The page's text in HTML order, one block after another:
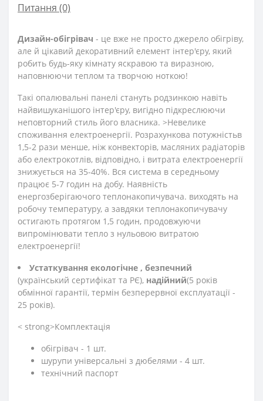
Питання (0)
Дизайн-обігрівач - це вже не просто джерело обігріву,
але й цікавий декоративний елемент інтер'єру, який
робить будь-яку кімнату яскравою та виразною,
наповнюючи теплом та творчою ноткою!
Такі опалювальні панелі стануть родзинкою навіть
найвишуканішого інтер'єру, вигідно підкреслюючи
неповторний стиль його власника. >Невелике
споживання електроенергії. Розрахункова потужністьв
1,5-2 рази менше, ніж конвекторів, масляних радіаторів
або електрокотлів, відповідно, і витрата електроенергії
знижується на 35-40%. Вся система в середньому
працює 5-7 годин на добу. Наявність
енергозберігаючого теплонакопичувача. виходять на
робочу температуру, а завдяки теплонакопичувачу
остигають протягом 1,5 годин, продовжуючи
випромінювати тепло з нульовою витратою
електроенергії!
Устаткування екологічне , безпечний
(український сертифікат та РЄ), надійний(5 років
обмінної гарантії, термін безперервної експлуатації -
25 років).
< strong>Комплектація
обігрівач - 1 шт.
шурупи універсальні з дюбелями - 4 шт.
технічний паспорт